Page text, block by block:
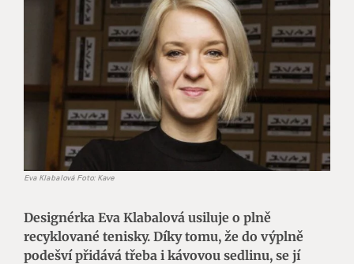
Eva Klabalová Foto: Kave
Designérka Eva Klabalová usiluje o plně
recyklované tenisky. Díky tomu, že do výplně
podešví přidává třeba i kávovou sedlinu, se jí